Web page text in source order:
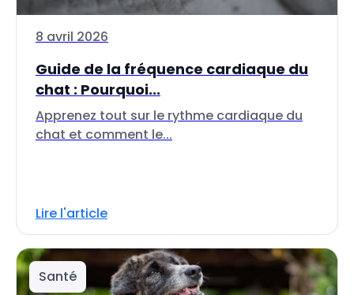
8 avril 2026
Guide de la fréquence cardiaque du
chat : Pourquoi...
Apprenez tout sur le rythme cardiaque du
chat et comment le...
Lire l'article
Santé